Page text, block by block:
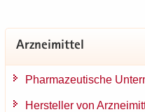
Arz­nei­mit­tel
Phar­ma­zeu­ti­sche
Her­stel­ler von